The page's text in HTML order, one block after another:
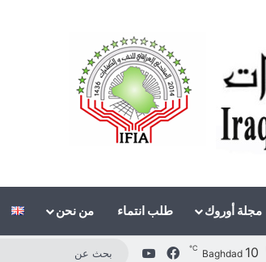
مجلة أوروك طلب انتماء من نحن
Baghdad 10
℃ فيسبوك‫YouTube